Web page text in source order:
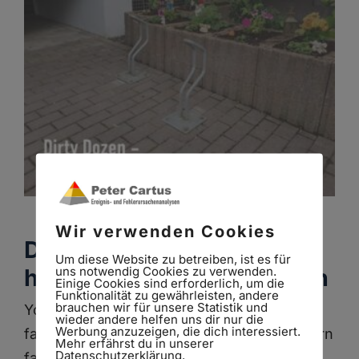
Inhalt
Dirty Dozen – Die zwölf
häufigsten Fehlerursachen
Your Content Goes Here Wenn Mitarbeiter
falsche Teile montieren, Krankenschwestern
Wir verwenden Cookies
Um diese Website zu betreiben, ist es für
uns notwendig Cookies zu verwenden.
Einige Cookies sind erforderlich, um die
Funktionalität zu gewährleisten, andere
brauchen wir für unsere Statistik und
wieder andere helfen uns dir nur die
Werbung anzuzeigen, die dich interessiert.
Mehr erfährst du in unserer
Datenschutzerklärung.